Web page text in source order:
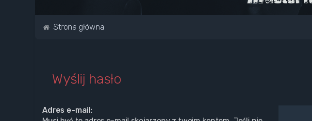
Strona główna
Wyślij hasło
Adres e-mail: